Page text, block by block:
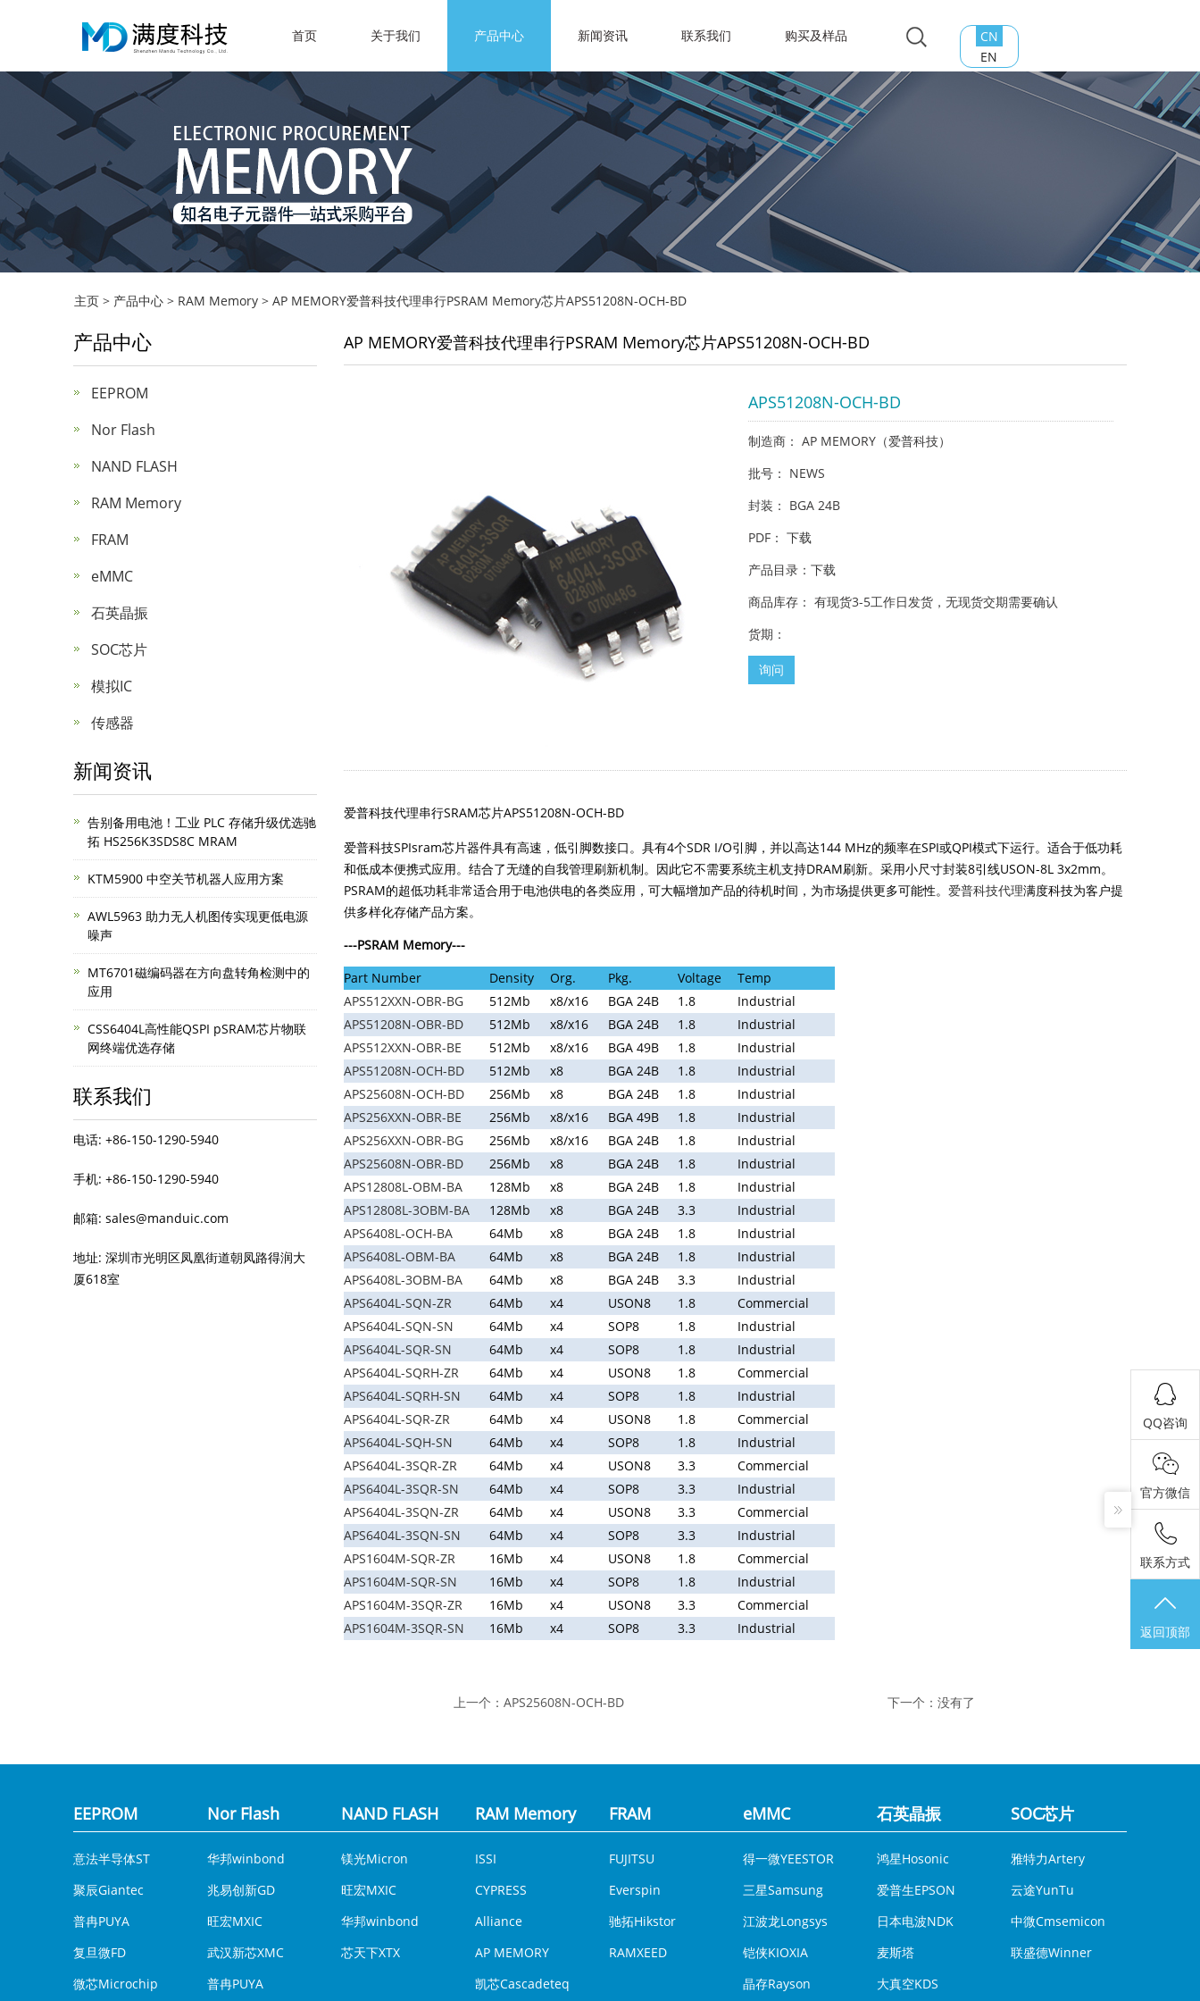
首页 关于我们 产品中心 新闻资讯 联系我们 购买及样品
CN
EN
主页 > 产品中心 > RAM Memory > AP MEMORY爱普科技代理串行PSRAM Memory芯片APS51208N-OCH-BD
AP MEMORY爱普科技代理串行PSRAM Memory芯片APS51208N-OCH-BD
APS51208N-OCH-BD
制造商： AP MEMORY（爱普科技）
批号： NEWS
封装： BGA 24B
PDF：下载
产品目录：下载
商品库存： 有现货3-5工作日发货，无现货交期需要确认
货期：
询问
爱普科技代理串行SRAM芯片APS51208N-OCH-BD
爱普科技SPIsram芯片器件具有高速，低引脚数接口。具有4个SDR I/O引脚，并以高达144 MHz的频率在SPI或QPI模式下运行。适合于低功耗
和低成本便携式应用。结合了无缝的自我管理刷新机制。因此它不需要系统主机支持DRAM刷新。采用小尺寸封装8引线USON-8L 3x2mm。
PSRAM的超低功耗非常适合用于电池供电的各类应用，可大幅增加产品的待机时间，为市场提供更多可能性。 爱普科技代理满度科技为客户提
供多样化存储产品方案。
---PSRAM Memory---
Part Number
Density Org. Pkg. Voltage
Temp
APS512XXN-OBR-BG
512Mb x8/x16 BGA 24B 1.8
Industrial
APS51208N-OBR-BD
512Mb x8/x16 BGA 24B 1.8
Industrial
APS512XXN-OBR-BE
512Mb x8/x16 BGA 49B 1.8
Industrial
APS51208N-OCH-BD
512Mb x8 BGA 24B 1.8
Industrial
APS25608N-OCH-BD
256Mb x8 BGA 24B 1.8
Industrial
APS256XXN-OBR-BE
256Mb x8/x16 BGA 49B 1.8
Industrial
APS256XXN-OBR-BG
256Mb x8/x16 BGA 24B 1.8
Industrial
APS25608N-OBR-BD
256Mb x8 BGA 24B 1.8
Industrial
APS12808L-OBM-BA
128Mb x8 BGA 24B 1.8
Industrial
APS12808L-3OBM-BA
128Mb x8 BGA 24B 3.3
Industrial
APS6408L-OCH-BA
64Mb x8 BGA 24B 1.8
Industrial
APS6408L-OBM-BA
64Mb x8 BGA 24B 1.8
Industrial
APS6408L-3OBM-BA
64Mb x8 BGA 24B 3.3
Industrial
APS6404L-SQN-ZR
64Mb x4 USON8 1.8
Commercial
APS6404L-SQN-SN
64Mb x4 SOP8 1.8
Industrial
APS6404L-SQR-SN
64Mb x4 SOP8 1.8
Industrial
APS6404L-SQRH-ZR
64Mb x4 USON8 1.8
Commercial
APS6404L-SQRH-SN
64Mb x4 SOP8 1.8
Industrial
APS6404L-SQR-ZR
64Mb x4 USON8 1.8
Commercial
APS6404L-SQH-SN
64Mb x4 SOP8 1.8
Industrial
APS6404L-3SQR-ZR
64Mb x4 USON8 3.3
Commercial
APS6404L-3SQR-SN
64Mb x4 SOP8 3.3
Industrial
APS6404L-3SQN-ZR
64Mb x4 USON8 3.3
Commercial
APS6404L-3SQN-SN
64Mb x4 SOP8 3.3
Industrial
APS1604M-SQR-ZR
16Mb x4 USON8 1.8
Commercial
APS1604M-SQR-SN
16Mb x4 SOP8 1.8
Industrial
APS1604M-3SQR-ZR
16Mb x4 USON8 3.3
Commercial
APS1604M-3SQR-SN
16Mb x4 SOP8 3.3 Industrial
上一个：APS25608N-OCH-BD 下一个： 没有了
产品中心
EEPROM
Nor Flash
NAND FLASH
RAM Memory
FRAM
eMMC
石英晶振
SOC芯片
模拟IC
传感器
新闻资讯
告别备用电池！工业 PLC 存储升级优选驰
拓 HS256K3SDS8C MRAM
KTM5900 中空关节机器人应用方案
AWL5963 助力无人机图传实现更低电源
噪声
MT6701磁编码器在方向盘转角检测中的
应用
CSS6404L高性能QSPI pSRAM芯片物联
网终端优选存储
联系我们
电话: +86-150-1290-5940
手机: +86-150-1290-5940
邮箱: sales@manduic.com
地址: 深圳市光明区凤凰街道朝凤路得润大
厦618室
QQ咨询
官方微信
联系方式
返回顶部
EEPROM
意法半导体ST
聚辰Giantec
普冉PUYA
复旦微FD
微芯Microchip
Nor Flash
华邦winbond
兆易创新GD
旺宏MXIC
武汉新芯XMC
普冉PUYA
NAND FLASH
镁光Micron
旺宏MXIC
华邦winbond
芯天下XTX
RAM Memory
ISSI
CYPRESS
Alliance
AP MEMORY
凯芯Cascadeteq
FRAM
FUJITSU
Everspin
驰拓Hikstor
RAMXEED
eMMC
得一微YEESTOR
三星Samsung
江波龙Longsys
铠侠KIOXIA
晶存Rayson
石英晶振
鸿星Hosonic
爱普生EPSON
日本电波NDK
麦斯塔
大真空KDS
SOC芯片
雅特力Artery
云途YunTu
中微Cmsemicon
联盛德Winner